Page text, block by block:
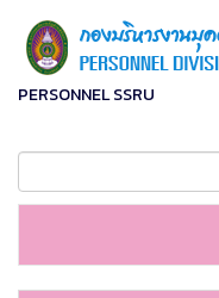
PERSONNEL SSRU